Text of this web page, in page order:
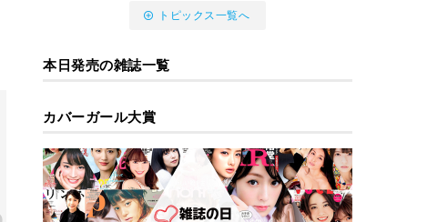
トピックス一覧へ
本日発売の雑誌一覧
カバーガール大賞